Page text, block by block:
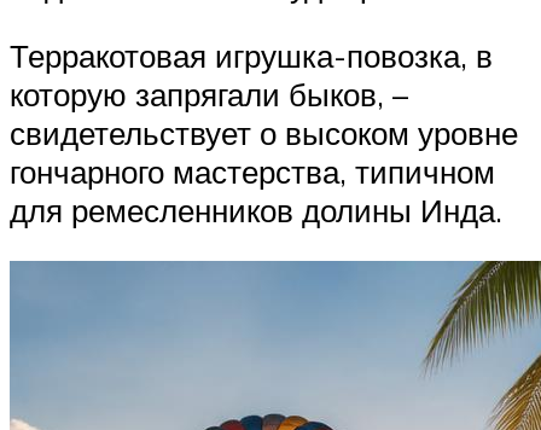
Терракотовая игрушка-повозка, в
которую запрягали быков, –
свидетельствует о высоком уровне
гончарного мастерства, типичном
для ремесленников долины Инда.